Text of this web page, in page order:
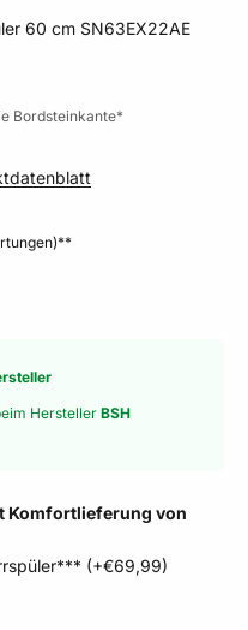
60 cm SN63EX22AE
Bordsteinkante*
Hersteller BSH
Komfortlieferung von
(+€69,99)